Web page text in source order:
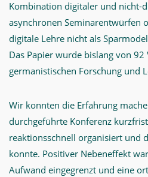
Kombination digitaler und nicht-
asynchronen Seminarentwürfen
digitale Lehre nicht als
Das Papier wurde bislang von
germanistischen Forschung und
Wir konnten die Erfahrung
durchgeführte Konferenz
reaktionsschnell organisiert und
konnte. Positiver Nebeneffekt
Aufwand eingegrenzt und eine